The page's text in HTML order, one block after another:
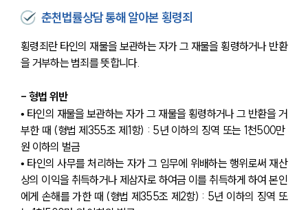
춘천법률상담 통해 알아본 횡령죄
횡령죄란 타인의 재물을 보관하는 자가 그 재물을 횡령하거나 반환
을 거부하는 범죄를 뜻합니다.
- 형법 위반
• 타인의 재물을 보관하는 자가 그 재물을 횡령하거나 그 반환을 거
부한 때 (형법 제355조 제1항) : 5년 이하의 징역 또는 1천500만
원 이하의 벌금
• 타인의 사무를 처리하는 자가 그 임무에 위배하는 행위로써 재산
상의 이익을 취득하거나 제삼자로 하여금 이를 취득하게 하여 본인
에게 손해를 가한 때 (형법 제355조 제2항) : 5년 이하의 징역 또